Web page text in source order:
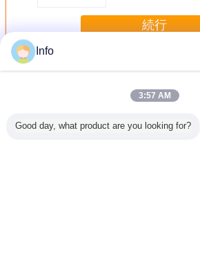
続行
多くLHの排卵テスト キット
Info
3:57 AM
Good day, what product are you looking for?